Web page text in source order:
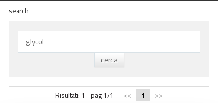
ACADEMY
BIM
INFOS ET ÉVÉNEMENTS
TÉLÉCHARGEMENTS
search
Risultati: 1 - pag 1/1 << 1 >>